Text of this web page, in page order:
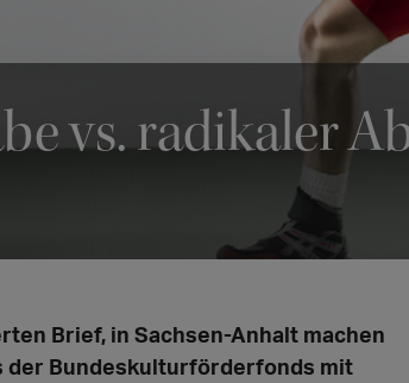
vs. radikaler
Brief, in Sachsen-Anhalt machen
der Bundeskulturförderfonds mit